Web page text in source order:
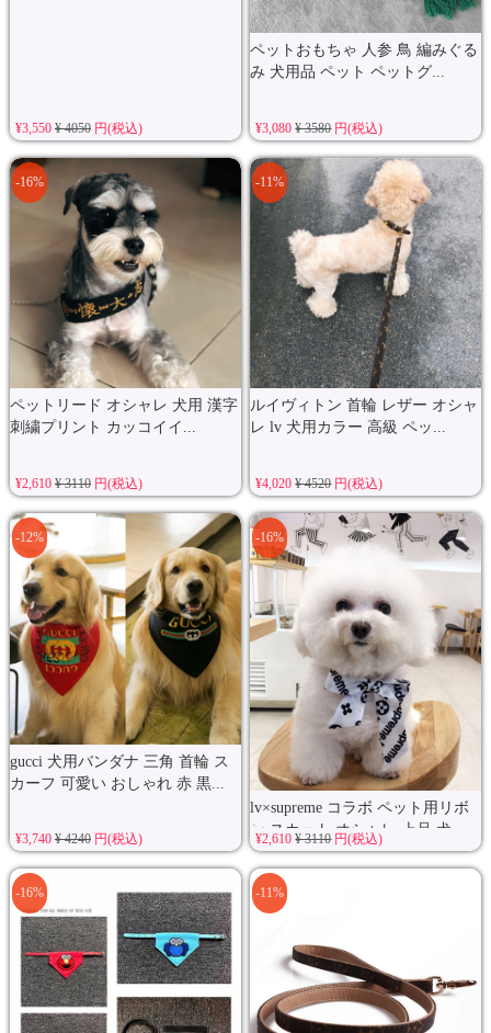
¥3,550 ¥ 4050円(税込)
ペットおもちゃ 人参 鳥 編みぐる
み 犬用品 ペット ペットグ...
¥3,080¥ 3580円(税込)
ペットリード オシャレ 犬用 漢字
刺繍プリント カッコイイ...
-16%
¥2,610 ¥ 3110円(税込)
ルイヴィトン 首輪 レザー オシャ
レ lv 犬用カラー 高級 ペッ...
-11%
¥4,020¥ 4520円(税込)
gucci 犬用バンダナ 三角 首輪 ス
カーフ 可愛い おしゃれ 赤 黒...
-12%
¥3,740 ¥ 4240円(税込)
lv×supreme コラボ ペット用リボ
ン スカート オシャレ 上品 犬...
-16%
¥2,610¥ 3110円(税込)
-16% -11%